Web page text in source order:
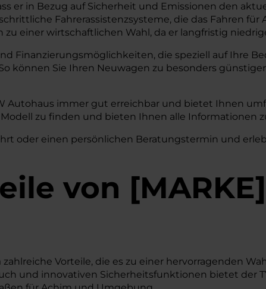
er in Bezug auf Sicherheit und Emissionen den
Fahrerassistenzsysteme, die das Fahren
zu einer wirtschaftlichen Wahl, da er langfristig
Finanzierungsmöglichkeiten, die speziell auf Ihre
können Sie Ihren Neuwagen zu besonders
Autohaus immer gut erreichbar und bietet Ihnen
zu finden und bieten Ihnen alle Informationen
oder einen persönlichen Beratungstermin und
von [MARKE]
zahlreiche Vorteile, die es zu einer hervorragenden
und innovativen Sicherheitsfunktionen bietet der